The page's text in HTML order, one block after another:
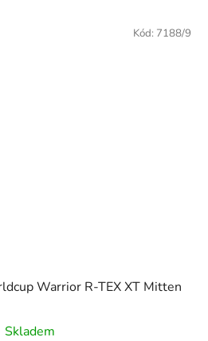
Warrior R-TEX XT Mitten
Skladem
Kód: 7188/9